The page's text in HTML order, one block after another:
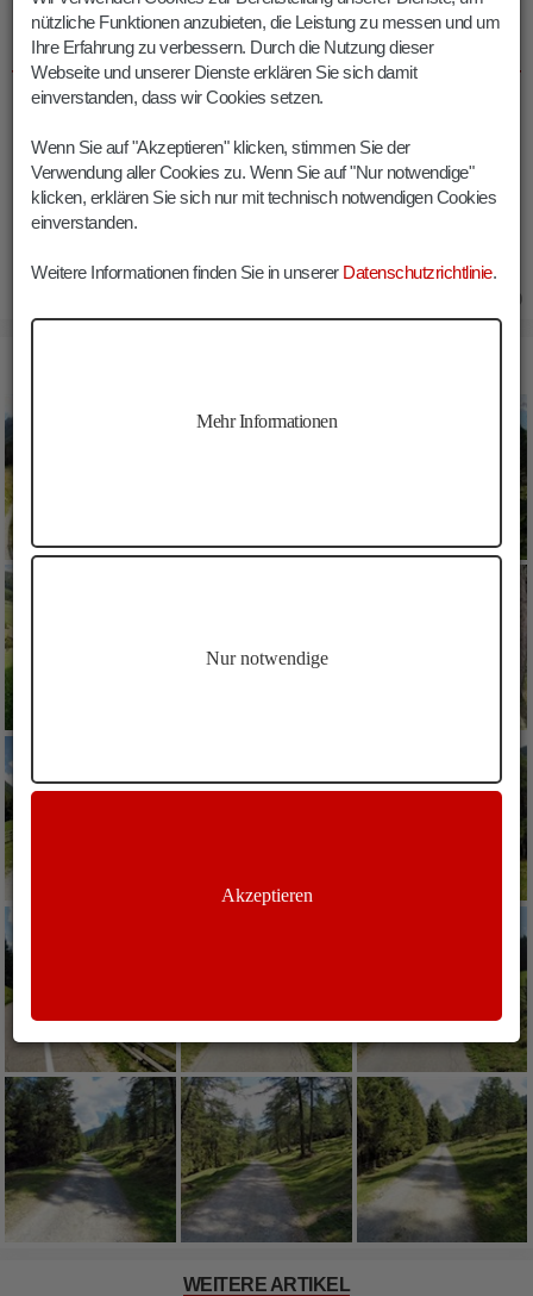
INFOS WANDERUNG LERCHERALM
Dauer:
01:45 h
Höhenmeter:
250 m
Min. Höhe:
1430 m
Max. Höhe:
WEITERE ARTIKEL
nützliche Funktionen anzubieten, die Leistung zu messen und um
Ihre Erfahrung zu verbessern. Durch die Nutzung dieser
Webseite und unserer Dienste erklären Sie sich damit
einverstanden, dass wir Cookies setzen.
Wenn Sie auf "Akzeptieren" klicken, stimmen Sie der
Verwendung aller Cookies zu. Wenn Sie auf "Nur notwendige"
klicken, erklären Sie sich nur mit technisch notwendigen Cookies
einverstanden.
Weitere Informationen finden Sie in unserer Datenschutzrichtlinie.
Mehr Informationen
Nur notwendige
Akzeptieren